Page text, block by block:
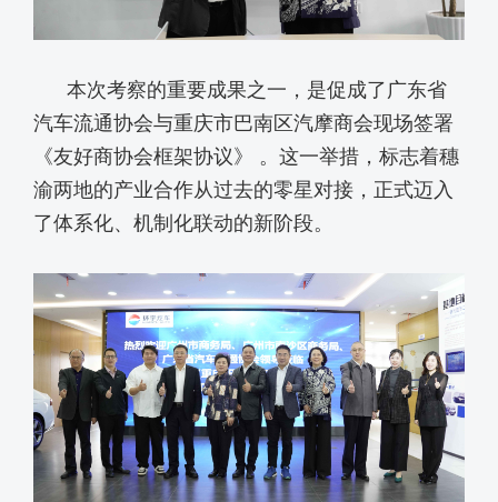
本次考察的重要成果之一，是促成了广东省
汽车流通协会与重庆市巴南区汽摩商会现场签署
《友好商协会框架协议》 。这一举措，标志着穗
渝两地的产业合作从过去的零星对接，正式迈入
了体系化、机制化联动的新阶段。